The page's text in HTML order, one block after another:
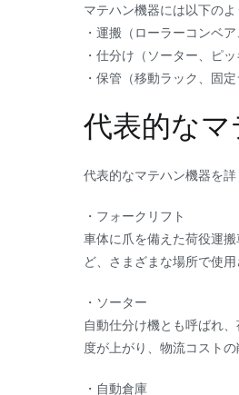
マテハン機器には以下のよ
・運搬（ローラーコンベ
・仕分け（ソーター、ピ
・保管（移動ラック、固
代表的な
代表的なマテハン機器を詳
・フォークリフト
車体に爪を備えた荷役運
ど、さまざまな場所で使用
・ソーター
自動仕分け機とも呼ばれ
度が上がり、物流コストの
・自動倉庫